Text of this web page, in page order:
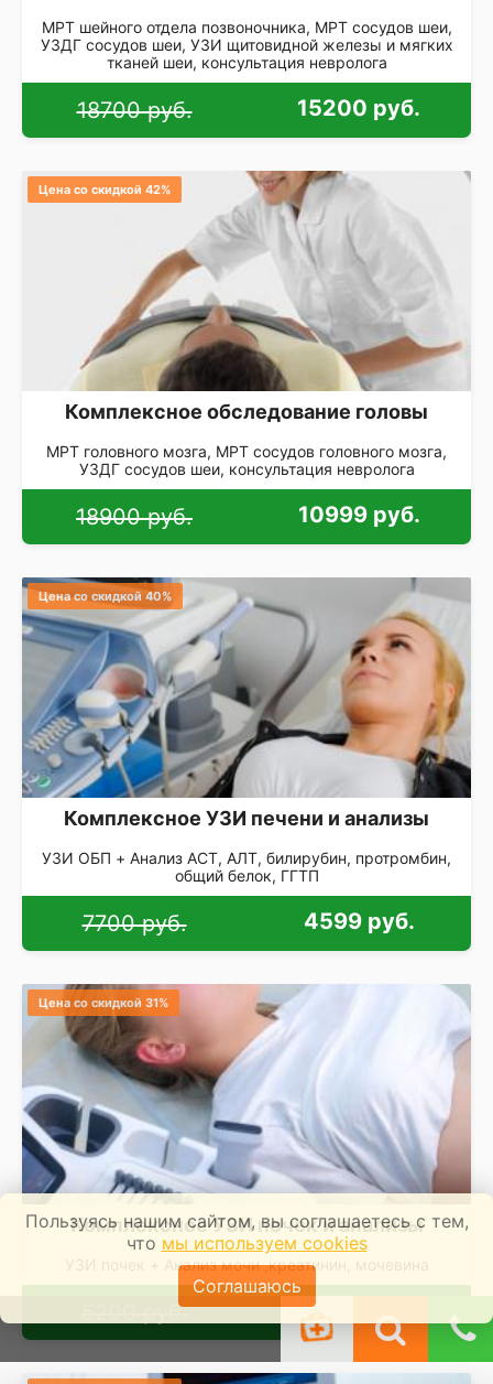
МРТ шейного отдела позвоночника, МРТ сосудов шеи,
УЗДГ сосудов шеи, УЗИ щитовидной железы и мягких
тканей шеи, консультация невролога
18700 руб. 15200 руб.
Цена со скидкой 42%
Комплексное обследование головы
МРТ головного мозга, МРТ сосудов головного мозга,
УЗДГ сосудов шеи, консультация невролога
18900 руб. 10999 руб.
Цена со скидкой 40%
Комплексное УЗИ печени и анализы
УЗИ ОБП + Анализ АСТ, АЛТ, билирубин, протромбин,
общий белок, ГГТП
7700 руб. 4599 руб.
Цена со скидкой 31%
Комплексное УЗИ почек и анализы
УЗИ почек + Анализ мочи ,креатинин, мочевина
5200 руб. 3590 руб.
Пользуясь нашим сайтом, вы соглашаетесь с тем,
что мы используем cookies
Соглашаюсь